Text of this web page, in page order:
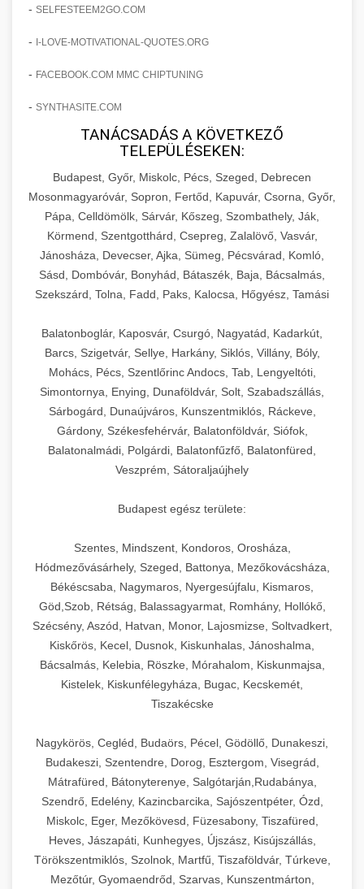
amelyek valós eredményeket hoznak.
szonyegtisztito.net
marketing stratégiai tervrajz
útjáról, bemutatva az utat a küzdő praxistól a
virágzó vállalkozásig 150%-os növekedéssel.
klinika átalakulási történet
Érdeklődés 150%-os Fokozása
Technikák és módszerek a páciensek
érdeklődésének és elkötelezettségének drámai
növeléséhez. Egy 150%-os fellendülési
esettanulmány gyakorlati betekintésekkel.
weboldal-keszites.co
elkötelezettség erősítési módszerek
🎮 19. AI Google Ads és Meta
Kampány Kezelés
Fejlett AI-alapú Google Ads és Meta hirdetési
kampánykezelés. Optimalizálja hirdetési
költségvetését gépi tanulással és
automatizálással.
aikampany.hu AI hirdetési automatizálás
🍞 20. Ipari Dagasztógép +
Professzionális ipari dagasztógépek és
tésztakeverő gépek pékségek és kereskedelmi
konyhák számára. Masszív konstrukció
megbízható teljesítményhez.
chef-iparikonyhagepek.hu
kereskedelmi tésztakeverő
🔪 21. Ipari Szeletelőgép +
Ipari hús- és sajtszeletelő gépek professzionális
élelmiszer-előkészítéshez. Precíziós vágás
állítható vastagság beállítással.
chef-iparikonyhagepek.hu
professzionális élelmiszer szeletelő
📦 22. Vákuumozó Gép +
Kereskedelmi vákuumcsomagoló berendezések
élelmiszerek tartósításához. Hosszabbítsa a
szavatossági időt és tartsa meg a termék
frissességét.
🎁 23. Vákuumfóliázó Gép +
Ipari vákuumfóliázó gépek professzionális
Hatékony lezárási és tartósítási megoldások.
chef-iparikonyhagepek.hu
kereskedelmi csomagoló gép
professzionális konyhák számára. Nagy
kapacitású sütő- és főzőberendezés precíz
hőmérséklet-szabályozással.
chef-iparikonyhagepek.hu
kereskedelmi sütősütő
❄️ 25. Ipari Hűtőszekrény +
Professzionális hűtőegységek és hűtőkamrák
kereskedelmi konyhák számára.
Energiahatékony hűtési megoldások nagy
kapacitással.
chef-iparikonyhagepek.hu
💧 26. Ipari Mosogatógép +
Kereskedelmi mosogatóberendezések nagy
forgalmú éttermi műveletekhez. Gyors tisztítási
ciklusok fertőtlenítési képességekkel.
chef-iparikonyhagepek.hu
🧀 27. Ipari Sajtreszelő Gép +
élelmiszer-előkészítéshez. Különböző reszelési
méretek különböző alkalmazásokhoz.
chef-iparikonyhagepek.hu
kereskedelmi sajtreszelő
🍳 28. Nagykonyhai
Berendezések
+
Teljes körű nagykonyhai berendezések és
professzionális vendéglátóipari kellékek.
Minden, ami szükséges éttermi és catering
műveletekhez.
- SELFESTEEM2GO.COM
- I-LOVE-MOTIVATIONAL-QUOTES.ORG
- FACEBOOK.COM MMC CHIPTUNING
- SYNTHASITE.COM
TANÁCSADÁS A KÖVETKEZŐ
TELEPÜLÉSEKEN:
Budapest, Győr, Miskolc, Pécs, Szeged, Debrecen
Mosonmagyaróvár, Sopron, Fertőd, Kapuvár, Csorna, Győr,
Pápa, Celldömölk, Sárvár, Kőszeg, Szombathely, Ják,
Körmend, Szentgotthárd, Csepreg, Zalalövő, Vasvár,
Jánosháza, Devecser, Ajka, Sümeg, Pécsvárad, Komló,
Sásd, Dombóvár, Bonyhád, Bátaszék, Baja, Bácsalmás,
Szekszárd, Tolna, Fadd, Paks, Kalocsa, Hőgyész, Tamási
Balatonboglár, Kaposvár, Csurgó, Nagyatád, Kadarkút,
Barcs, Szigetvár, Sellye, Harkány, Siklós, Villány, Bóly,
Mohács, Pécs, Szentlőrinc Andocs, Tab, Lengyeltóti,
Simontornya, Enying, Dunaföldvár, Solt, Szabadszállás,
Sárbogárd, Dunaújváros, Kunszentmiklós, Ráckeve,
Gárdony, Székesfehérvár, Balatonföldvár, Siófok,
Balatonalmádi, Polgárdi, Balatonfűzfő, Balatonfüred,
Veszprém, Sátoraljaújhely
Budapest egész területe:
Szentes, Mindszent, Kondoros, Orosháza,
Hódmezővásárhely, Szeged, Battonya, Mezőkovácsháza,
Békéscsaba, Nagymaros, Nyergesújfalu, Kismaros,
Göd,Szob, Rétság, Balassagyarmat, Romhány, Hollókő,
Szécsény, Aszód, Hatvan, Monor, Lajosmizse, Soltvadkert,
Kiskőrös, Kecel, Dusnok, Kiskunhalas, Jánoshalma,
Bácsalmás, Kelebia, Röszke, Mórahalom, Kiskunmajsa,
Kistelek, Kiskunfélegyháza, Bugac, Kecskemét,
Tiszakécske
Nagykörös, Cegléd, Budaörs, Pécel, Gödöllő, Dunakeszi,
Budakeszi, Szentendre, Dorog, Esztergom, Visegrád,
Mátrafüred, Bátonyterenye, Salgótarján,Rudabánya,
Szendrő, Edelény, Kazincbarcika, Sajószentpéter, Ózd,
Miskolc, Eger, Mezőkövesd, Füzesabony, Tiszafüred,
Heves, Jászapáti, Kunhegyes, Újszász, Kisújszállás,
Törökszentmiklós, Szolnok, Martfű, Tiszaföldvár, Túrkeve,
Mezőtúr, Gyomaendrőd, Szarvas, Kunszentmárton,